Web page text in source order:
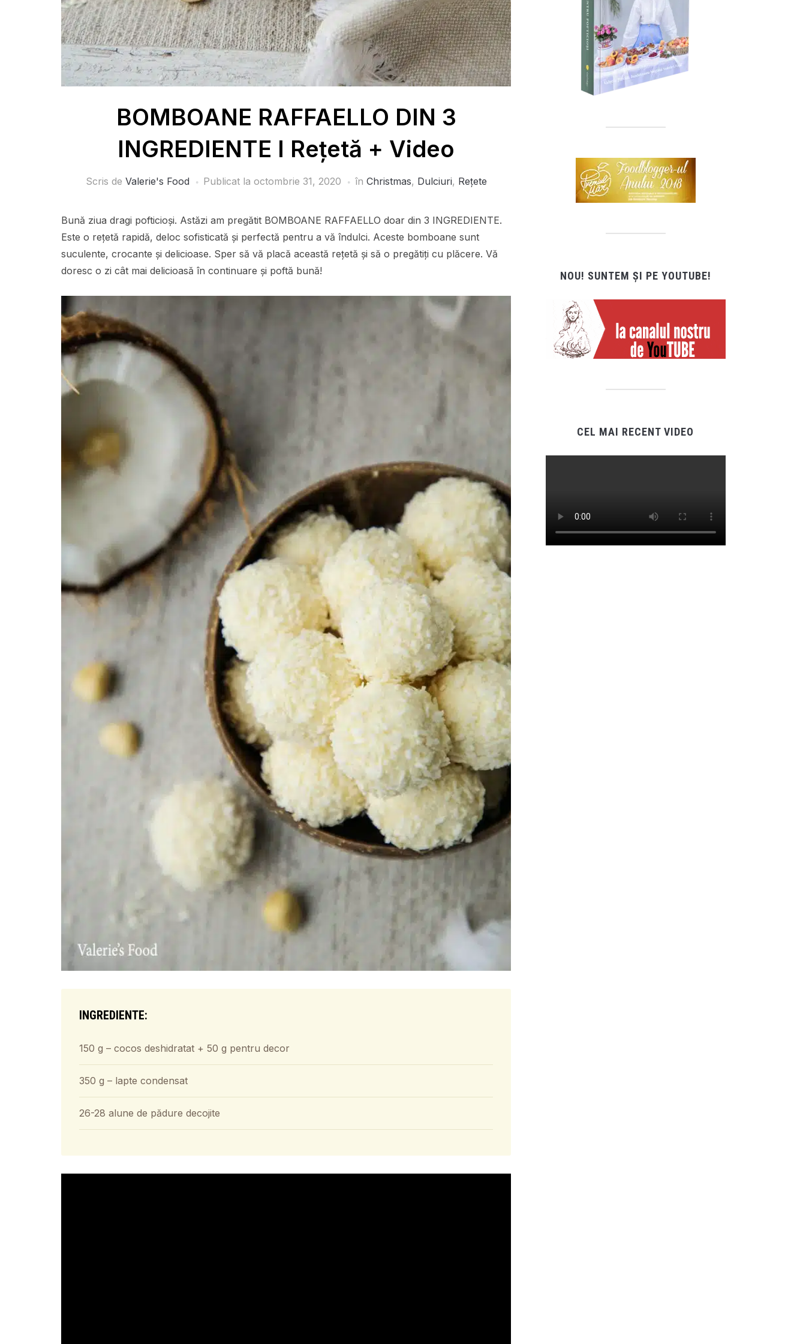
BOMBOANE RAFFAELLO DIN 3
INGREDIENTE I Rețetă + Video
Scris de Valerie's Food Publicat la octombrie 31, 2020 în Christmas, Dulciuri, Rețete
Bună ziua dragi pofticioși. Astăzi am pregătit BOMBOANE RAFFAELLO doar din 3 INGREDIENTE.
Este o rețetă rapidă, deloc sofisticată și perfectă pentru a vă îndulci. Aceste bomboane sunt
suculente, crocante și delicioase. Sper să vă placă această rețetă și să o pregătiți cu plăcere. Vă
doresc o zi cât mai delicioasă în continuare și poftă bună!
INGREDIENTE:
150 g – cocos deshidratat + 50 g pentru decor
350 g – lapte condensat
26-28 alune de pădure decojite
NOU! SUNTEM ȘI PE YOUTUBE!
CEL MAI RECENT VIDEO